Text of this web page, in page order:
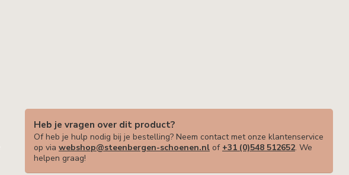
Heb je vragen over dit product?
Of heb je hulp nodig bij je bestelling? Neem contact met onze klantenservice
op via webshop@steenbergen-schoenen.nl of +31 (0)548 512652. We
helpen graag!